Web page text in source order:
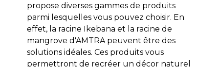
propose diverses gammes de produits
parmi lesquelles vous pouvez choisir. En
effet, la racine Ikebana et la racine de
mangrove d'AMTRA peuvent être des
solutions idéales. Ces produits vous
permettront de recréer un décor naturel